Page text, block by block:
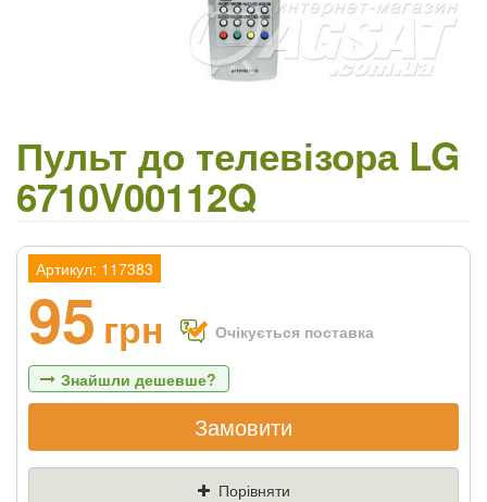
Пульт до телевізора LG
6710V00112Q
Артикул: 117383
95 грн Очікується поставка
Знайшли дешевше?
Якщо Ви знайдете товар дешевше - ми
знизимо ціну і подаруємо % від різниці
Замовити
Порівняти